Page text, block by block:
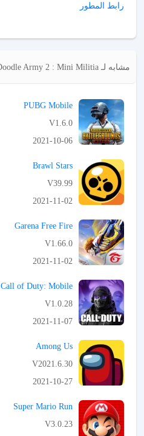
رابط المطور
مشابه لـ Doodle Army 2 : Mini Militia
PUBG Mobile
V1.6.0
2021-10-06
Brawl Stars
V39.99
2021-11-02
Garena Free Fire
V1.66.0
2021-11-02
Call of Duty: Mobile
V1.0.28
2021-11-07
Among Us
V2021.6.30
2021-10-27
Super Mario Run
V3.0.23